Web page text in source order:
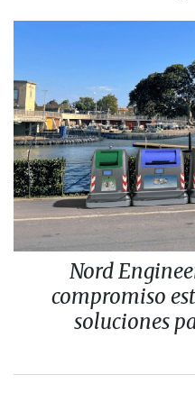
Nord
compromiso
soluciones